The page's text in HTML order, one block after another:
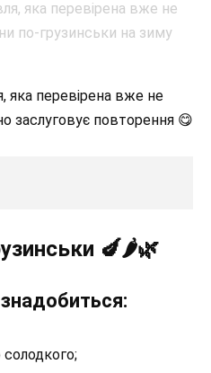
яка перевірена вже не
заслуговує повторення 😋
🍆🌶🌿